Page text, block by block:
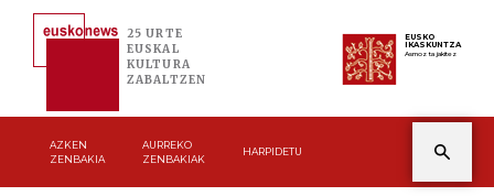
25 URTE
EUSKAL
KULTURA
ZABALTZEN
EUSKO
IKASKUNTZA
Asmoz ta jakitez
AZKEN
ZENBAKIA
AURREKO
ZENBAKIAK
HARPIDETU